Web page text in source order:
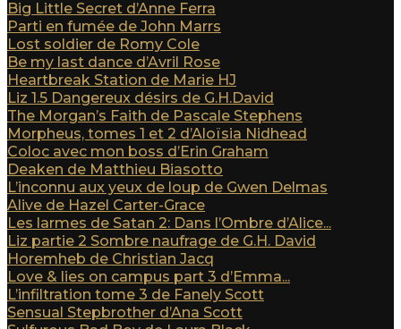
Big Little Secret d’Anne Ferra
Parti en fumée de John Marrs
Lost soldier de Romy Cole
Be my last dance d’Avril Rose
Heartbreak Station de Marie HJ
Liz 1.5 Dangereux désirs de G.H.David
The Morgan’s Faith de Pascale Stephens
Morpheus, tomes 1 et 2 d’Aloïsia Nidhead
Coloc avec mon boss d’Erin Graham
Deaken de Matthieu Biasotto
L’inconnu aux yeux de loup de Gwen Delmas
Alive de Hazel Carter-Grace
Les larmes de Satan 2: Dans l’Ombre d’Alice...
Liz partie 2 Sombre naufrage de G.H. David
Horemheb de Christian Jacq
Love & lies on campus part 3 d’Emma...
L’infiltration tome 3 de Fanely Scott
Sensual Stepbrother d’Ana Scott